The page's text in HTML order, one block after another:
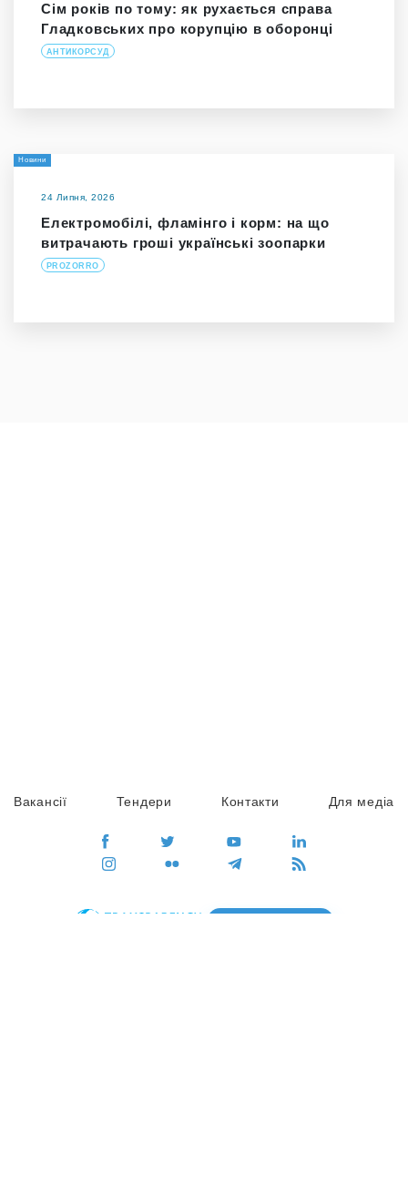
Сім років по тому: як рухається справа
Гладковських про корупцію в оборонці
АНТИКОРСУД
Новини
24 Липня, 2026
Електромобілі, фламінго і корм: на що
витрачають гроші українські зоопарки
PROZORRO
Вакансії Тендери Контакти Для медіа